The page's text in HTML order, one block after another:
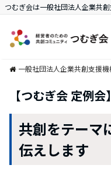
つむぎ会は一般社団法人企業共
一般社団法人企業共創支援機
【つむぎ会 定例
共創をテーマ
伝えします